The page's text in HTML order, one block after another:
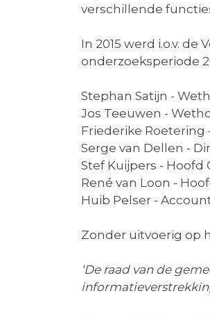
verschillende
In 2015 werd i.o.v.
onderzoeksperiode
Stephan Satijn -
Jos Teeuwen -
Friederike Roetering
Serge van Dellen -
Stef Kuijpers -
René van Loon -
Huib Pelser -
Zonder uitvoerig op
‘De raad van de